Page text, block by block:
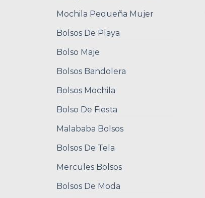
Mochila Pequeña Mujer
Bolsos De Playa
Bolso Maje
Bolsos Bandolera
Bolsos Mochila
Bolso De Fiesta
Malababa Bolsos
Bolsos De Tela
Mercules Bolsos
Bolsos De Moda